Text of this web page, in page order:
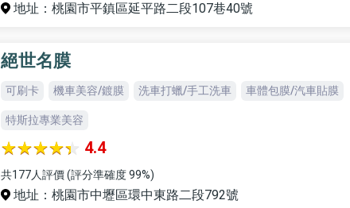
地址：桃園市平鎮區延平路二段107巷40號
絕世名膜
可刷卡 機車美容/鍍膜 洗車打蠟/手工洗車 車體包膜/汽車貼膜
特斯拉專業美容
4.4
共177人評價 (評分準確度 99%)
地址：桃園市中壢區環中東路二段792號